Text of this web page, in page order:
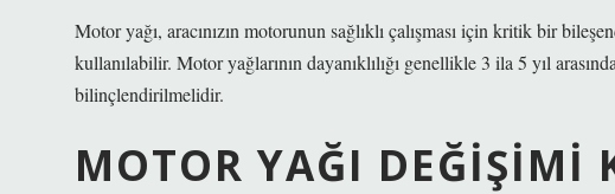
Motor yağı, aracınızın motorunun sağlıklı çalışması için kritik bir
kullanılabilir. Motor yağlarının dayanıklılığı genellikle 3 ila 5 yıl
bilinçlendirilmelidir.
MOTOR YAĞI DEĞIŞIMI